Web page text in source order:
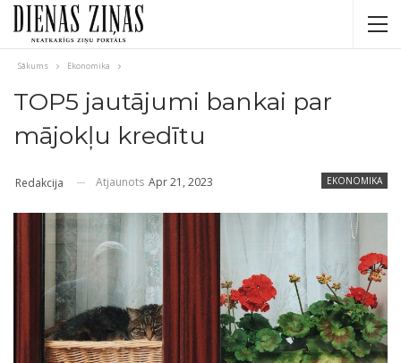
Sākums Ekonomika
TOP5 jautājumi bankai par
mājokļu kredītu
EKONOMIKA
Redakcija Atjaunots Apr 21, 2023